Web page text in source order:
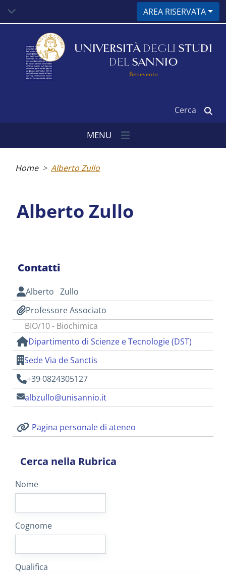
contenuto
AREA RISERVATA
UNIVERSITÀ DEGLI STUDI
DEL SANNIO
Benevento
MENU
Home Alberto Zullo
Alberto Zullo
Contatti
Alberto Zullo
Professore Associato
BIO/10 - Biochimica
Dipartimento di Scienze e Tecnologie (DST)
Sede Via de Sanctis
+39 0824305127
albzullo@unisannio.it
Pagina personale di ateneo
Cerca nella Rubrica
Nome
Cognome
Qualifica